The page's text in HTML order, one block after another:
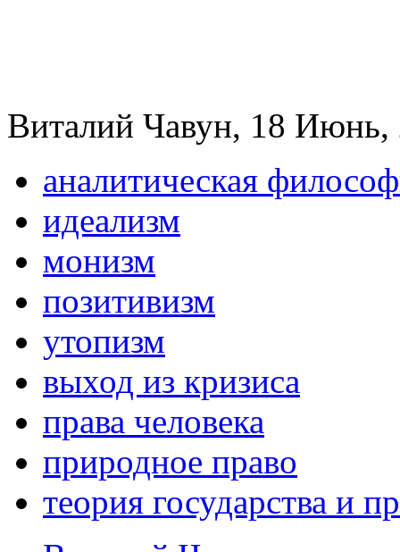
Виталий Чавун, 18 Июнь,
аналитическая
идеализм
монизм
позитивизм
утопизм
выход из кризиса
права человека
природное право
теория государства и